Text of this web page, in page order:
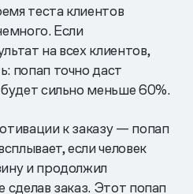
теста клиентов
Если
на всех клиентов,
попап точно даст
сильно меньше 60%.
к заказу — попап
если человек
и продолжил
сделав заказ. Этот попап